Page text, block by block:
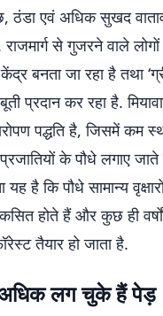
ठंडा एवं अधिक सुखद
से गुजरने वाले
बनता जा रहा है तथा
प्रदान कर रहा है.
पद्धति है, जिसमें कम
के पौधे लगाए
है कि पौधे सामान्य
होते हैं और कुछ ही
तैयार हो जाता है.
लग चुके हैं पेड़